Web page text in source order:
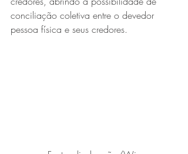
conciliação coletiva entre o devedor
pessoa física e seus credores.